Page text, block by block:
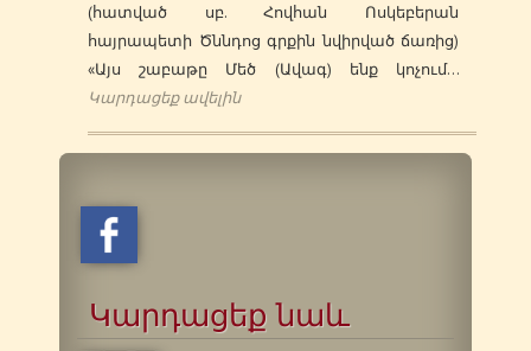
(հատված սբ. Հովհան Ոսկեբերան
հայրապետի Ծննդոց գրքին նվիրված ճառից)
«Այս շաբաթը Մեծ (Ավագ) ենք կոչում…
Կարդացեք ավելին
Կարդացեք նաև